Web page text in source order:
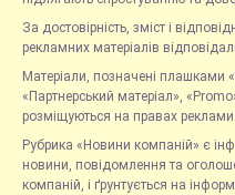
За достовірність, зміст і
рекламних матеріалів
Матеріали, позначені плашками
«Партнерський матеріал»,
розміщуються на правах реклами.
Рубрика «Новини компаній» є
новини, повідомлення та
компаній, і ґрунтується на